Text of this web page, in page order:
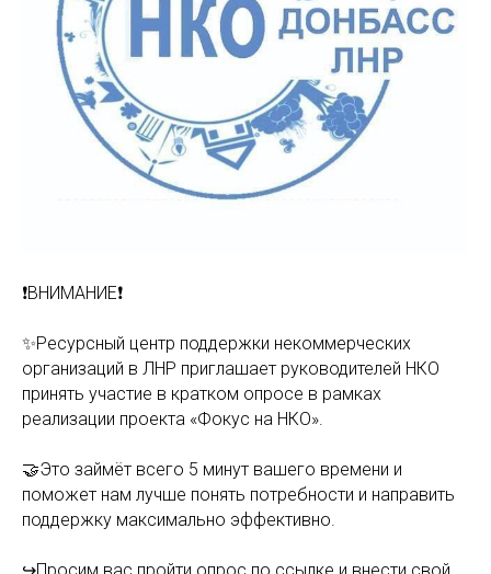
❗️ВНИМАНИЕ❗️
✨Ресурсный центр поддержки некоммерческих
организаций в ЛНР приглашает руководителей НКО
принять участие в кратком опросе в рамках
реализации проекта «Фокус на НКО».
🤝Это займёт всего 5 минут вашего времени и
поможет нам лучше понять потребности и направить
поддержку максимально эффективно.